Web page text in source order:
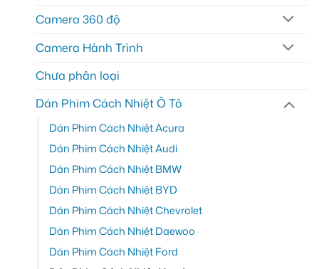
Camera 360 độ
Camera Hành Trình
Chưa phân loại
Dán Phim Cách Nhiệt Ô Tô
Dán Phim Cách Nhiệt Acura
Dán Phim Cách Nhiệt Audi
Dán Phim Cách Nhiệt BMW
Dán Phim Cách Nhiệt BYD
Dán Phim Cách Nhiệt Chevrolet
Dán Phim Cách Nhiệt Daewoo
Dán Phim Cách Nhiệt Ford